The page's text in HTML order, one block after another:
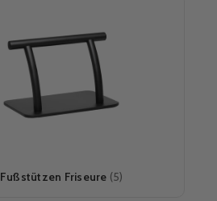
Fußstützen Friseure (5)